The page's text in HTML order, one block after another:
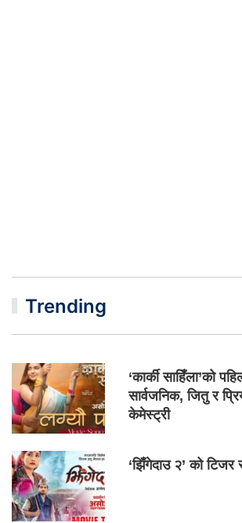
Trending
‘कार्की साहिँला’को
सार्वजनिक, जितु र
केमेस्ट्री
‘झिँगेदाउ २’ को टिजर